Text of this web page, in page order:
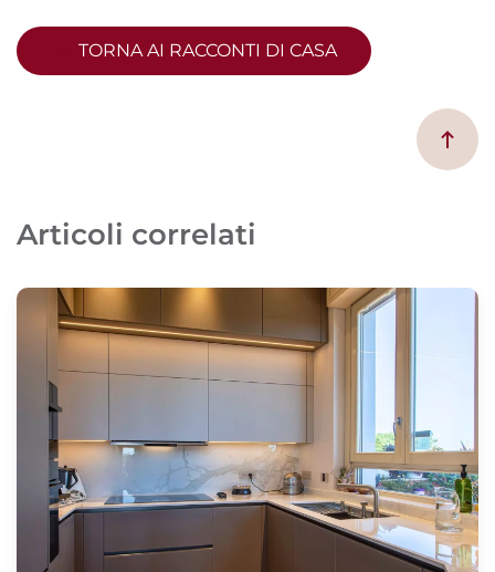
TORNA AI RACCONTI DI CASA
Articoli correlati